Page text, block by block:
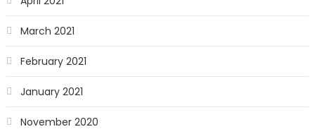
March 2021
February 2021
January 2021
November 2020